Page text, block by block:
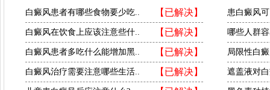
【已解决】
白癜风患者有哪些食物要少吃..
【已解决】
白癜风在饮食上应该注意些什..
【已解决】
白癜风患者多吃什么能增加黑..
【已解决】
白癜风治疗需要注意哪些生活..
患白癜风
哪些人群
局限性白
遮盖液对